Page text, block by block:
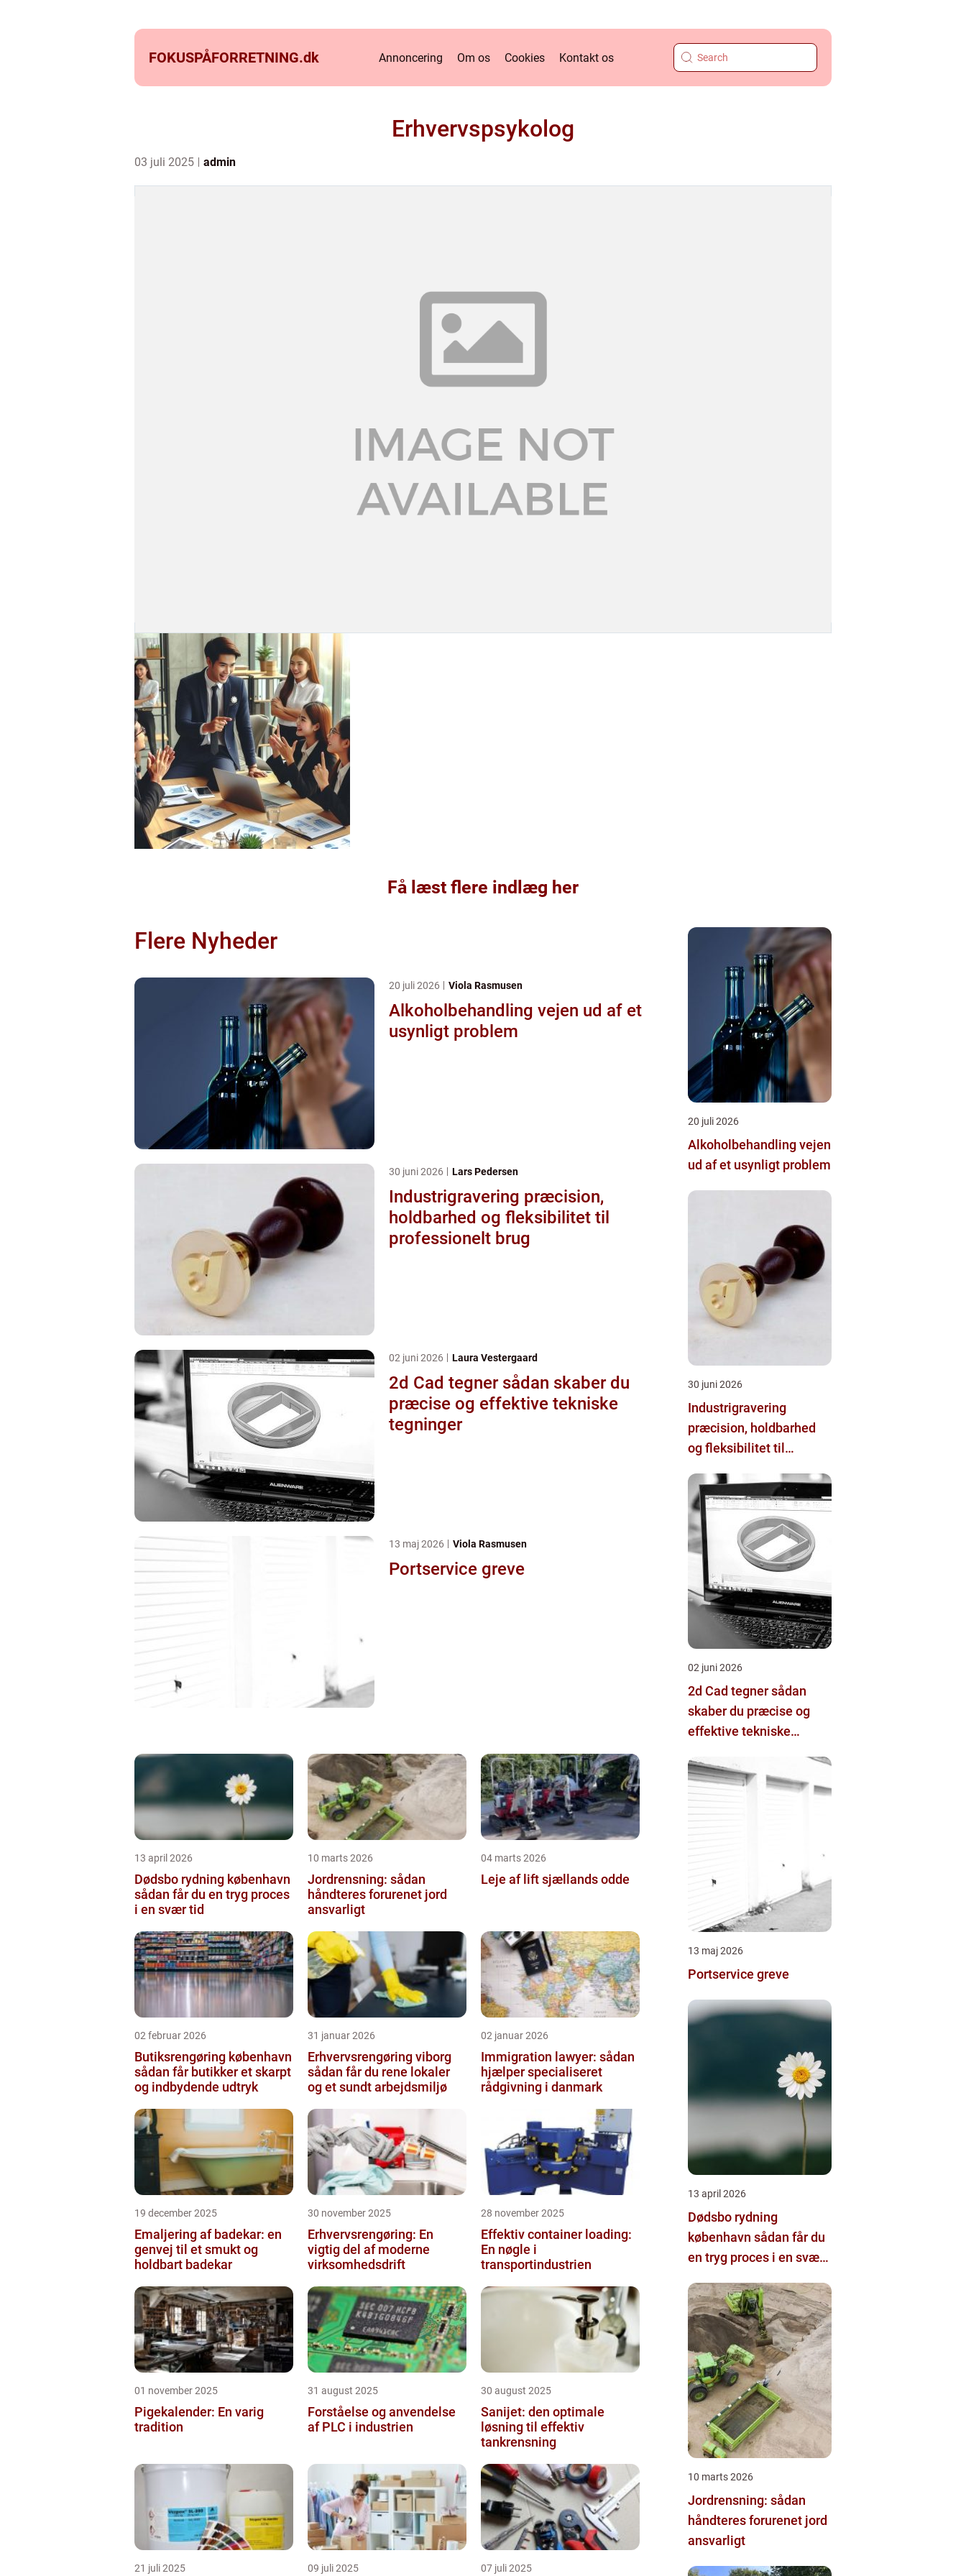
FOKUSPÅFORRETNING.dk Annoncering Om os Cookies Kontakt os
Erhvervspsykolog
03 juli 2025 admin
Få læst flere indlæg her
Flere Nyheder
20 juli 2026 Viola Rasmusen
Alkoholbehandling vejen ud af et
usynligt problem
30 juni 2026 Lars Pedersen
Industrigravering præcision,
holdbarhed og fleksibilitet til
professionelt brug
02 juni 2026 Laura Vestergaard
2d Cad tegner sådan skaber du
præcise og effektive tekniske
tegninger
13 maj 2026 Viola Rasmusen
Portservice greve
13 april 2026
Dødsbo rydning københavn
sådan får du en tryg proces
i en svær tid
10 marts 2026
Jordrensning: sådan
håndteres forurenet jord
ansvarligt
04 marts 2026
Leje af lift sjællands odde
02 februar 2026
Butiksrengøring københavn
sådan får butikker et skarpt
og indbydende udtryk
31 januar 2026
Erhvervsrengøring viborg
sådan får du rene lokaler
og et sundt arbejdsmiljø
02 januar 2026
Immigration lawyer: sådan
hjælper specialiseret
rådgivning i danmark
19 december 2025
Emaljering af badekar: en
genvej til et smukt og
holdbart badekar
30 november 2025
Erhvervsrengøring: En
vigtig del af moderne
virksomhedsdrift
28 november 2025
Effektiv container loading:
En nøgle i
transportindustrien
01 november 2025
Pigekalender: En varig
tradition
31 august 2025
Forståelse og anvendelse
af PLC i industrien
30 august 2025
Sanijet: den optimale
løsning til effektiv
tankrensning
21 juli 2025 09 juli 2025 07 juli 2025
20 juli 2026
Alkoholbehandling vejen
ud af et usynligt problem
30 juni 2026
Industrigravering
præcision, holdbarhed
og fleksibilitet til
02 juni 2026
2d Cad tegner sådan
skaber du præcise og
effektive tekniske
13 maj 2026
Portservice greve
13 april 2026
Dødsbo rydning
københavn sådan får du
en tryg proces i en svær
10 marts 2026
Jordrensning: sådan
håndteres forurenet jord
ansvarligt